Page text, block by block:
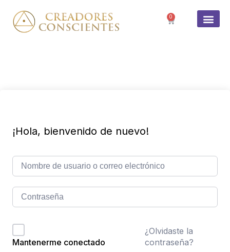
0
¡Hola, bienvenido de nuevo!
Mantenerme conectado
¿Olvidaste la
contraseña?